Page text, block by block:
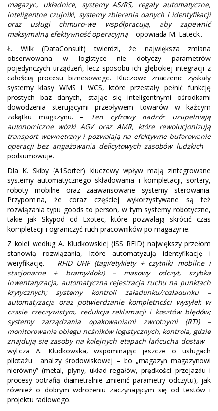
magazyn, układnice, systemy AS/RS, regały automatyczne,
inteligentne czujniki, systemy zbierania danych i identyfikacji
oraz usługi chmuro-we współpracują, aby zapewnić
maksymalną efektywność operacyjną – opowiada M. Latecki.
Ł. Wilk (DataConsult) twierdzi, że największa zmiana
obserwowana w logistyce nie dotyczy parametrów
pojedynczych urządzeń, lecz sposobu ich głębokiej integracji z
całością procesu biznesowego. Kluczowe znaczenie zyskały
systemy klasy WMS i WCS, które przestały pełnić funkcję
prostych baz danych, stając się inteligentnymi ośrodkami
dowodzenia sterującymi przepływem towarów w każdym
zakątku magazynu. –
Ten cyfrowy nadzór uzupełniają
autonomiczne wózki AGV oraz AMR, które rewolucjonizują
transport wewnętrzny i pozwalają na efektywne buforowanie
operacji bez angażowania deficytowych zasobów ludzkich–
podsumowuje.
Dla K. Skiby (A1Sorter) kluczowy wpływ mają zintegrowane
systemy automatycznego składowania i kompletacji, sortery,
roboty mobilne oraz zaawansowane systemy sterowania.
Przypomina, że coraz częściej wykorzystywane są też
rozwiązania typu goods to person, w tym systemy robotyczne,
takie jak Skypod od Exotec, które pozwalają skrócić czas
kompletacji i ograniczyć ruch pracowników po magazynie.
Z kolei według A. Kłudkowskiej (ISS RFID) największy przełom
stanowią rozwiązania, które automatyzują identyfikację i
weryfikację. – RFID UHF (tagi/etykiety + czytniki mobilne i
stacjonarne + bramy/doki) – masowy odczyt, szybka
inwentaryzacja, automatyczna rejestracja ruchu na punktach
krytycznych; systemy kontroli załadunku/rozładunku –
automatyzacja oraz potwierdzanie kompletności wysyłek w
czasie rzeczywistym, redukcja reklamacji i kosztów błędów;
systemy zarządzania opakowaniami zwrotnymi (RTI) –
monitorowanie obiegu nośników logistycznych, kontrola, gdzie
znajdują się zasoby na kolejnych etapach łańcucha dostaw–
wylicza A. Kłudkowska, wspominając jeszcze o usługach
pilotażu i analizy środowiskowej – bo „magazyn magazynowi
nierówny” (metal, płyny, układ regałów, prędkości przejazdu i
procesy potrafią diametralnie zmienić parametry odczytu), jak
również o dobrym wdrożeniu zaczynającym się od testów i
projektu radiowego.